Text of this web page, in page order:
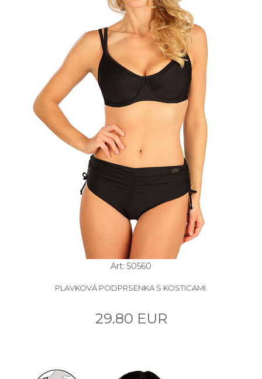
Art: 50560
PLAVKOVÁ PODPRSENKA S KOSTICAMI.
29.80 EUR